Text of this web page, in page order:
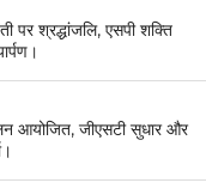
श्रद्धांजलि, एसपी शक्ति
आयोजित, जीएसटी सुधार और